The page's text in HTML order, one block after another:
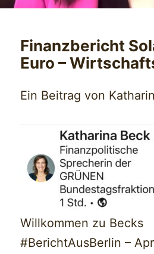
Finanzbericht
Euro –
Ein Beitrag von
Willkommen zu Becks
#BerichtAusBerlin –